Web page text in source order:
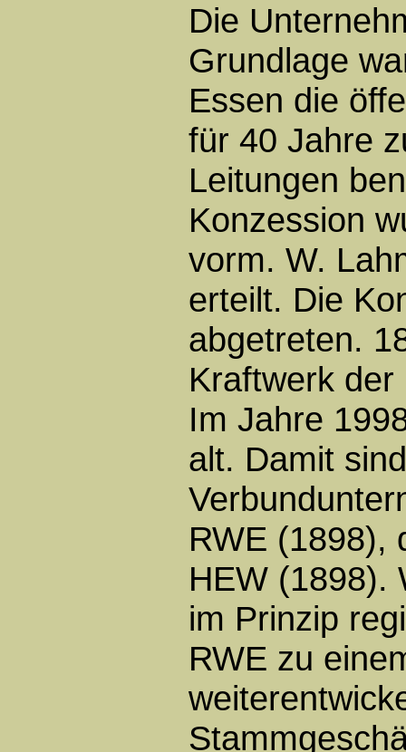
Die
Grundlage
Essen die
für 40 Jahre
Leitungen
Konzession
vorm. W.
erteilt. Die
abgetreten.
Kraftwerk
Im Jahre
alt. Damit
RWE (1898),
HEW (1898).
im Prinzip
RWE zu